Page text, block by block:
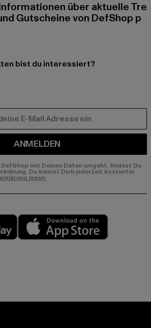
über aktuelle Tre
Gutscheine von DefShop p
bist du interessiert?
ANMELDEN
mit Deinen Daten umgeht, findest Du
Du kannst Dich jederzeit kostenfei
lesen.
Play market